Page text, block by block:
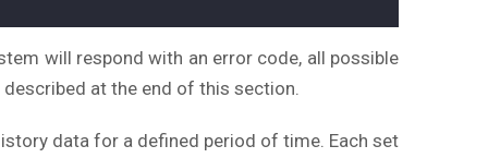
will respond with an error code, all possible
at the end of this section.
data for a defined period of time. Each set